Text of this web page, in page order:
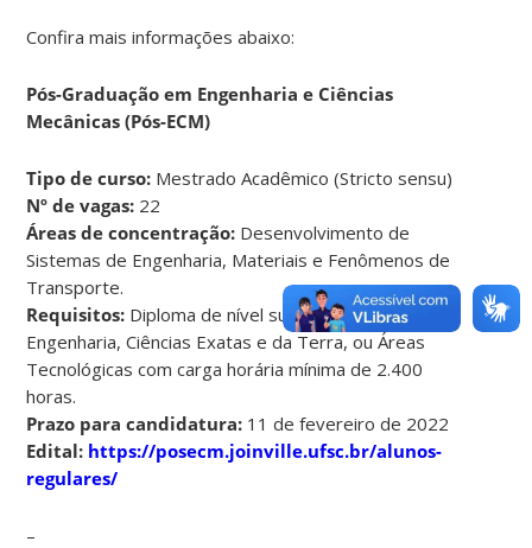
Confira mais informações abaixo:
Pós-Graduação em Engenharia e Ciências
Mecânicas (Pós-ECM)
Tipo de curso: Mestrado Acadêmico (Stricto sensu)
Nº de vagas: 22
Áreas de concentração: Desenvolvimento de
Sistemas de Engenharia, Materiais e Fenômenos de
Transporte.
Requisitos: Diploma de nível superior em
Engenharia, Ciências Exatas e da Terra, ou Áreas
Tecnológicas com carga horária mínima de 2.400
horas.
Prazo para candidatura: 11 de fevereiro de 2022
Edital: https://posecm.joinville.ufsc.br/alunos-
regulares/
–